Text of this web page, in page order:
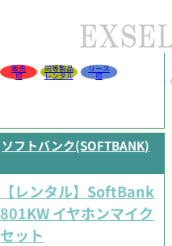
販売
可
同等製品
レンタル
リース
可
ソフトバンク(SOFTBANK)
【レンタル】SoftBank
801KW イヤホンマイク
セット